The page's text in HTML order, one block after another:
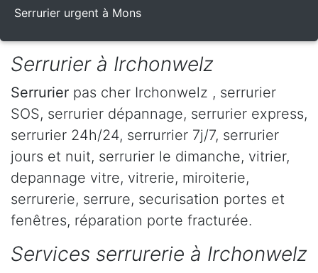
Serrurier urgent à Mons
Serrurier à Irchonwelz
Serrurier pas cher Irchonwelz , serrurier
SOS, serrurier dépannage, serrurier express,
serrurier 24h/24, serrurrier 7j/7, serrurier
jours et nuit, serrurier le dimanche, vitrier,
depannage vitre, vitrerie, miroiterie,
serrurerie, serrure, securisation portes et
fenêtres, réparation porte fracturée.
Services serrurerie à Irchonwelz